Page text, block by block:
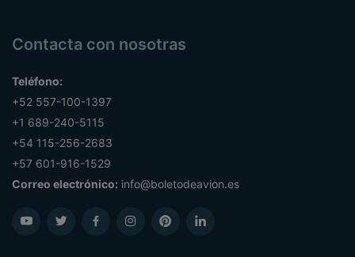
Contacta con nosotras
Teléfono:
+52 557-100-1397
+1 689-240-5115
+54 115-256-2683
+57 601-916-1529
Correo electrónico: info@boletodeavion.es